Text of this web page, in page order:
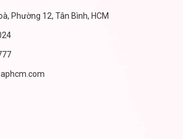
Phường 12, Tân Bình, HCM